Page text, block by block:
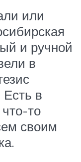
или
и ручной
в
в
что-то
своим